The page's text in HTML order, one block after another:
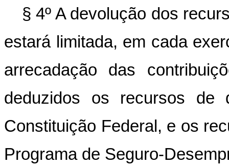
§ 4º A devolução dos
estará limitada, em cada
arrecadação das
deduzidos os recursos
Constituição Federal, e os
Programa de Seguro-